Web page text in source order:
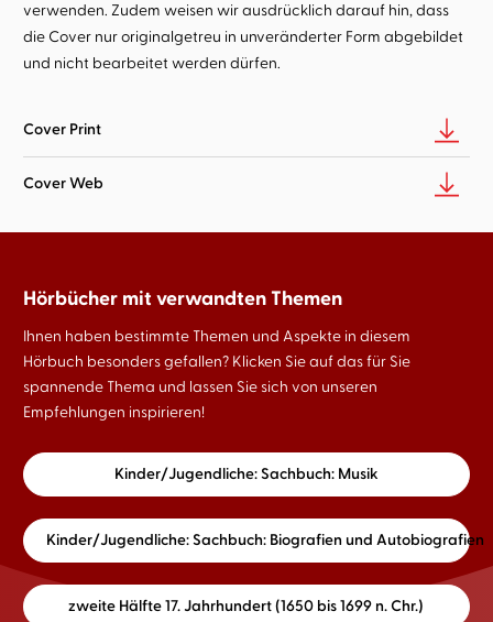
verwenden. Zudem weisen wir ausdrücklich darauf hin, dass
die Cover nur originalgetreu in unveränderter Form abgebildet
und nicht bearbeitet werden dürfen.
Cover Print
Cover Web
Hörbücher mit verwandten Themen
Ihnen haben bestimmte Themen und Aspekte in diesem
Hörbuch besonders gefallen? Klicken Sie auf das für Sie
spannende Thema und lassen Sie sich von unseren
Empfehlungen inspirieren!
Kinder/Jugendliche: Sachbuch: Musik
Kinder/Jugendliche: Sachbuch: Biografien und Autobiografien
zweite Hälfte 17. Jahrhundert (1650 bis 1699 n. Chr.)